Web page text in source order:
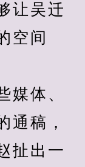
让吴迁
空间
体、
通稿，
扯出一